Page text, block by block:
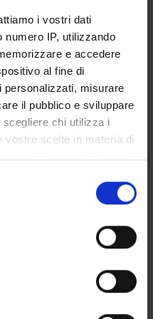
i vostri dati
numero IP, utilizzando
e accedere
al fine di
personalizzati, misurare
il pubblico e sviluppare
chi utilizza i
vostre scelte in materia di
consenso in qualsiasi
cookie o facendo clic
sulla tua posizione
di qualche
D
Silvia
Francesca Storti
(Coordinator)
D
Maurizio Boscaini
(Coordinator)
12/20
TEACHER
(Coordinator)
Federico Busato